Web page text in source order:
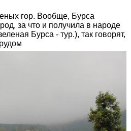
гор. Вообще, Бурса
за что и получила в народе
Бурса - тур.), так говорят,